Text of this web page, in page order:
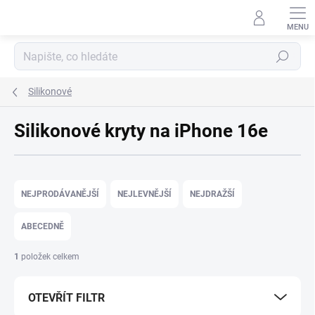
Hledat
Silikonové
Silikonové kryty na iPhone 16e
NEJPRODÁVANĚJŠÍ NEJLEVNĚJŠÍ NEJDRAŽŠÍ
ABECEDNĚ
1 položek celkem
OTEVŘÍT FILTR